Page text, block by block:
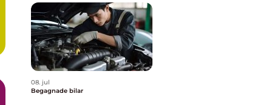
08. jul
Begagnade bilar